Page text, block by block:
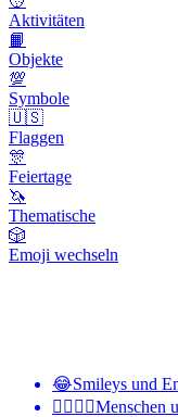
Aktivitäten
📙
Objekte
💯
Symbole
🇺🇸
Flaggen
🎊
Feiertage
🦄
Thematische
🎲
Emoji wechseln
😂Smileys und
👩‍❤️‍💋‍👨Menschen